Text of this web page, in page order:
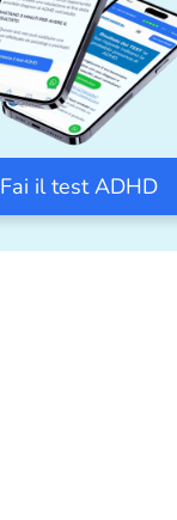
Fai il test ADHD